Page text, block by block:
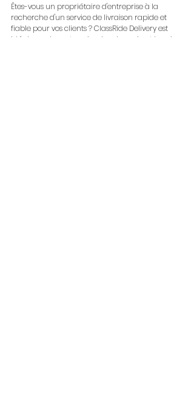
Êtes-vous un propriétaire d'entreprise à la
recherche d'un service de livraison rapide et
fiable pour vos clients ? ClassRide Delivery est
idéal pour les entreprises locales qui ont besoin